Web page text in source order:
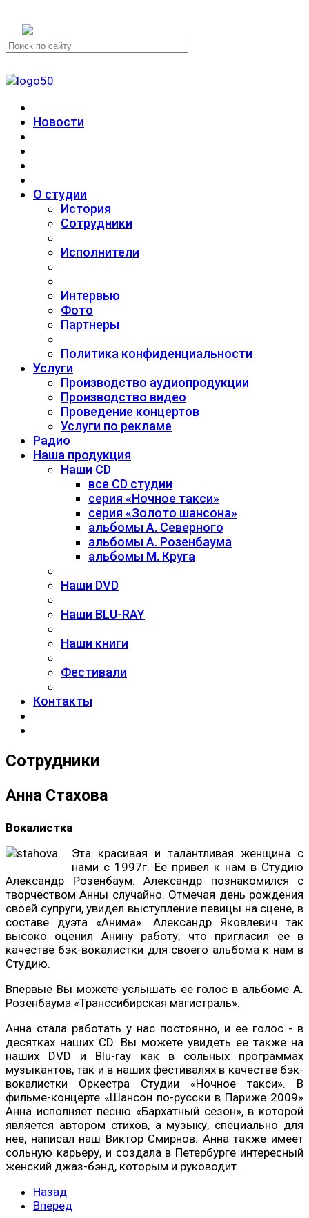
Новости
О студии
История
Сотрудники
Исполнители
Интервью
Фото
Партнеры
Политика конфиденциальности
Услуги
Производство аудиопродукции
Производство видео
Проведение концертов
Услуги по рекламе
Радио
Наша продукция
Наши CD
все CD студии
серия «Ночное такси»
серия «Золото шансона»
альбомы А. Северного
альбомы А. Розенбаума
альбомы М. Круга
Наши DVD
Наши BLU-RAY
Наши книги
Фестивали
Контакты
Сотрудники
Анна Стахова
Вокалистка
Эта красивая и талантливая женщина с
нами с 1997г. Ее привел к нам в Студию
Александр Розенбаум. Александр познакомился с
творчеством Анны случайно. Отмечая день рождения
своей супруги, увидел выступление певицы на сцене, в
составе дуэта «Анима». Александр Яковлевич так
высоко оценил Анину работу, что пригласил ее в
качестве бэк-вокалистки для своего альбома к нам в
Студию.
Впервые Вы можете услышать ее голос в альбоме А.
Розенбаума «Транссибирская магистраль».
Анна стала работать у нас постоянно, и ее голос - в
десятках наших CD. Вы можете увидеть ее также на
наших DVD и Blu-ray как в сольных программах
музыкантов, так и в наших фестивалях в качестве бэк-
вокалистки Оркестра Студии «Ночное такси». В
фильме-концерте «Шансон по-русски в Париже 2009»
Анна исполняет песню «Бархатный сезон», в которой
является автором стихов, а музыку, специально для
нее, написал наш Виктор Смирнов. Анна также имеет
сольную карьеру, и создала в Петербурге интересный
женский джаз-бэнд, которым и руководит.
Назад
Вперед